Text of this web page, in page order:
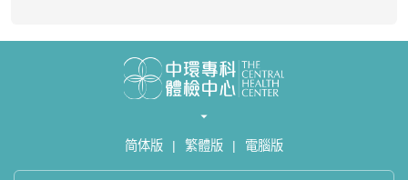
简体版 | 繁體版 | 電腦版